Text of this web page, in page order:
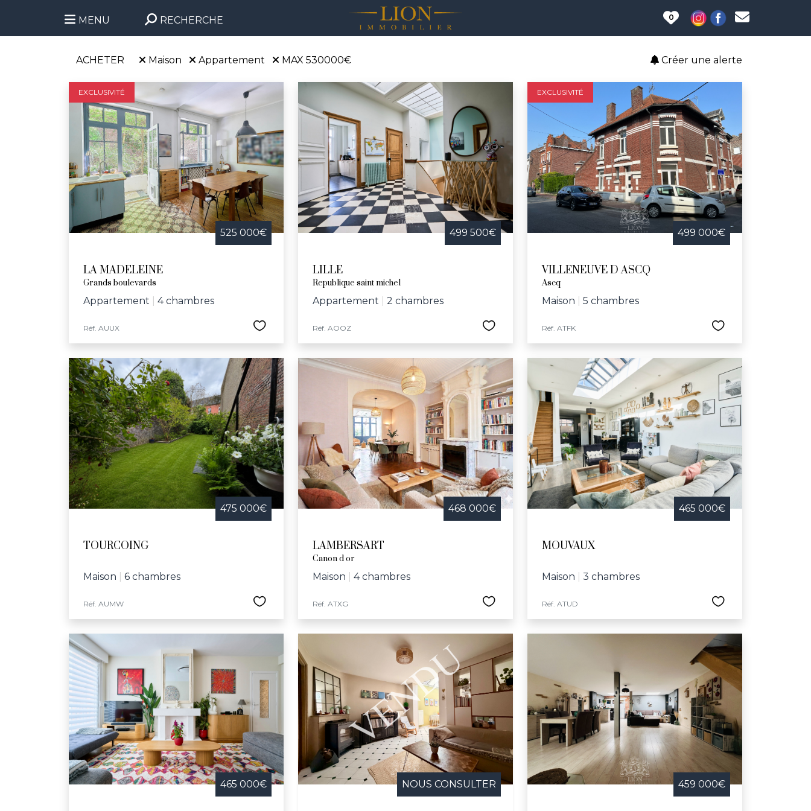
MENU RECHERCHE 0
Créer une alerte
ACHETER Maison Appartement MAX 530000€
EXCLUSIVITÉ
525 000€
LA MADELEINE
Grands boulevards
Appartement 4 chambres
Réf. AUUX
499 500€
LILLE
Republique saint michel
Appartement 2 chambres
Réf. AOOZ
EXCLUSIVITÉ
499 000€
VILLENEUVE D ASCQ
Ascq
Maison 5 chambres
Réf. ATFK
475 000€
TOURCOING
Maison 6 chambres
Réf. AUMW
468 000€
LAMBERSART
Canon d or
Maison 4 chambres
Réf. ATXG
465 000€
MOUVAUX
Maison 3 chambres
Réf. ATUD
465 000€ NOUS CONSULTER 459 000€